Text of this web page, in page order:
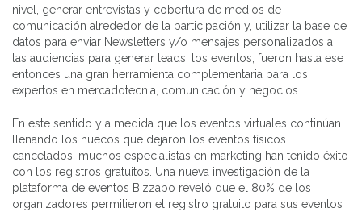
nivel, generar entrevistas y cobertura de medios de
comunicación alrededor de la participación y, utilizar la base de
datos para enviar Newsletters y/o mensajes personalizados a
las audiencias para generar leads, los eventos, fueron hasta ese
entonces una gran herramienta complementaria para los
expertos en mercadotecnia, comunicación y negocios.
En este sentido y a medida que los eventos virtuales continúan
llenando los huecos que dejaron los eventos físicos
cancelados, muchos especialistas en marketing han tenido éxito
con los registros gratuitos. Una nueva investigación de la
plataforma de eventos Bizzabo reveló que el 80% de los
organizadores permitieron el registro gratuito para sus eventos